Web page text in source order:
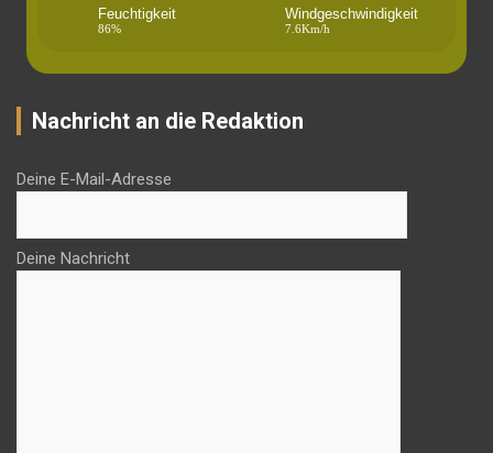
Feuchtigkeit
86%
Windgeschwindigkeit
7.6Km/h
Nachricht an die Redaktion
Deine E-Mail-Adresse
Deine Nachricht